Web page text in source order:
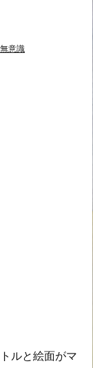
意識
ルと絵面がマ